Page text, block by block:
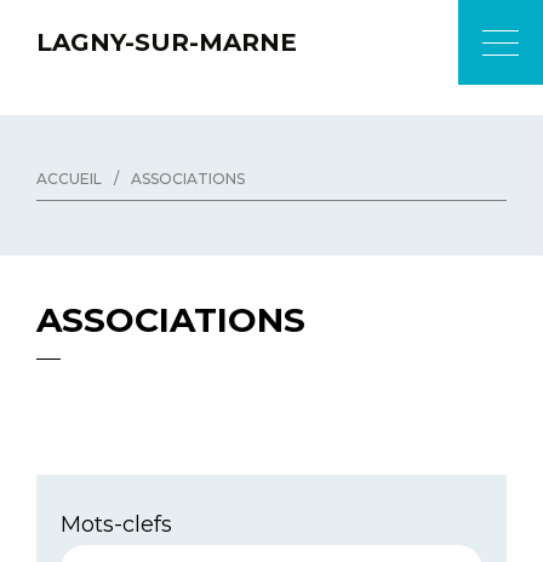
LAGNY-SUR-MARNE
ACCUEIL / ASSOCIATIONS
ASSOCIATIONS
Mots-clefs